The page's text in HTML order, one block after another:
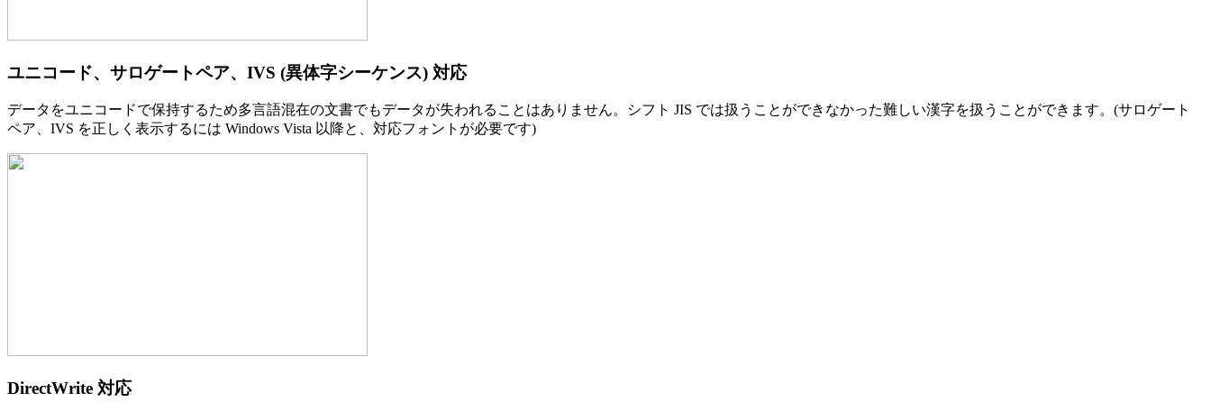
ユニコード、サロゲートペア、IVS (異体字シーケンス) 対応
データをユニコードで保持するため多言語混在の文書でもデータが失われることはありません。シフト JIS では扱うことができなかった難しい漢字を扱うことができます。(サロゲート
ペア、IVS を正しく表示するには Windows Vista 以降と、対応フォントが必要です)
DirectWrite 対応